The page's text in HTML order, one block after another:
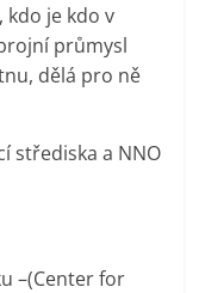
kdo je kdo v
průmysl
dělá pro ně
střediska a NNO
–(Center for